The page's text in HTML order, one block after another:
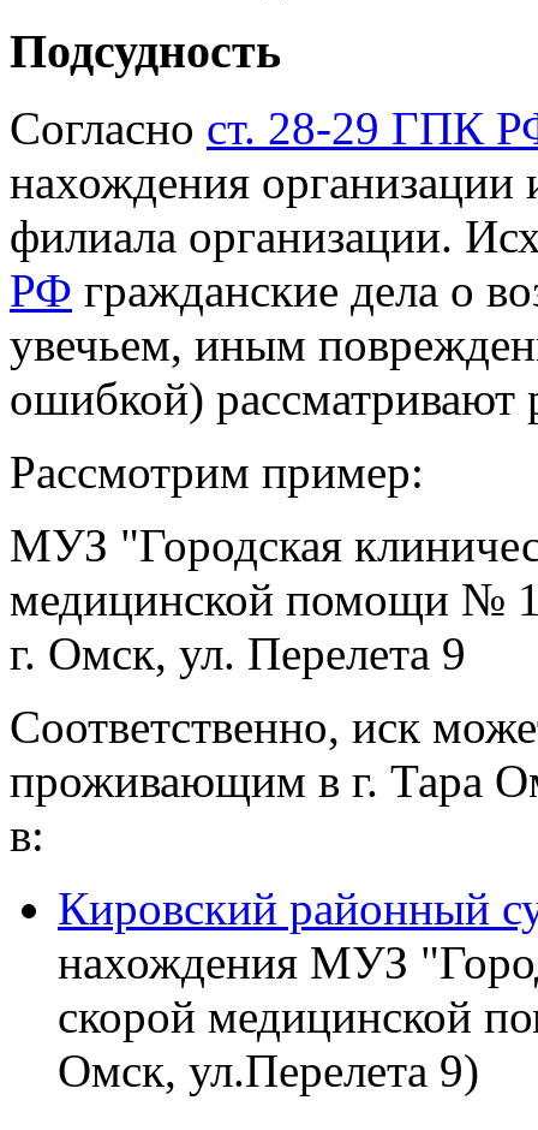
Подсудность
Согласно ст. 28-29 ГПК
нахождения
филиала организации.
РФ гражданские дела о
увечьем, иным
ошибкой) рассматривают
Рассмотрим пример:
МУЗ "Городская
медицинской помощи №
г. Омск, ул. Перелета 9
Соответственно, иск
проживающим в г. Тара
в:
Кировский районный
нахождения МУЗ
скорой медицинской
Омск, ул.Перелета 9)